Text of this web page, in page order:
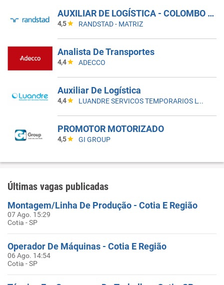
AUXILIAR DE LOGÍSTICA - COLOMBO - PR
4,5 RANDSTAD - MATRIZ
Analista De Transportes
4,4 ADECCO
Auxiliar De Logística
4,4 LUANDRE SERVICOS TEMPORARIOS LTDA. (C-I)
PROMOTOR MOTORIZADO
4,5 GI GROUP
Últimas vagas publicadas
Montagem/Linha De Produção - Cotia E Região
07 Ago. 15:29
Cotia - SP
Operador De Máquinas - Cotia E Região
06 Ago. 14:54
Cotia - SP